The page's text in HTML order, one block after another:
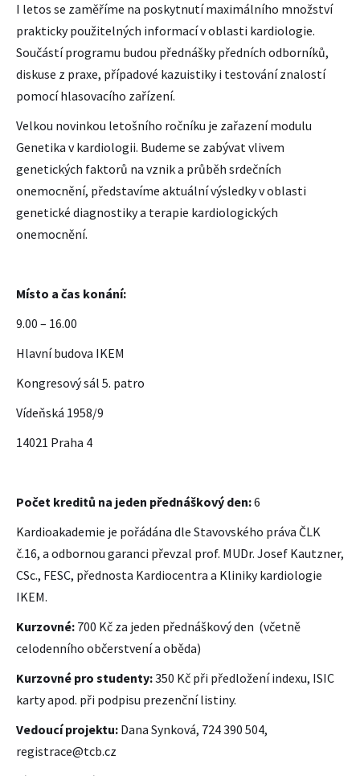
I letos se zaměříme na poskytnutí maximálního množství
prakticky použitelných informací v oblasti kardiologie.
Součástí programu budou přednášky předních odborníků,
diskuse z praxe, případové kazuistiky i testování znalostí
pomocí hlasovacího zařízení.
Velkou novinkou letošního ročníku je zařazení modulu
Genetika v kardiologii. Budeme se zabývat vlivem
genetických faktorů na vznik a průběh srdečních
onemocnění, představíme aktuální výsledky v oblasti
genetické diagnostiky a terapie kardiologických
onemocnění.
Místo a čas konání:
9.00 – 16.00
Hlavní budova IKEM
Kongresový sál 5. patro
Vídeňská 1958/9
14021 Praha 4
Počet kreditů na jeden přednáškový den:6
Kardioakademie je pořádána dle Stavovského práva ČLK
č.16, a odbornou garanci převzal prof. MUDr. Josef Kautzner,
CSc., FESC, přednosta Kardiocentra a Kliniky kardiologie
IKEM.
Kurzovné: 700 Kč za jeden přednáškový den (včetně
celodenního občerstvení a oběda)
Kurzovné pro studenty:350 Kč při předložení indexu, ISIC
karty apod. při podpisu prezenční listiny.
Vedoucí projektu: Dana Synková, 724 390 504,
registrace@tcb.cz